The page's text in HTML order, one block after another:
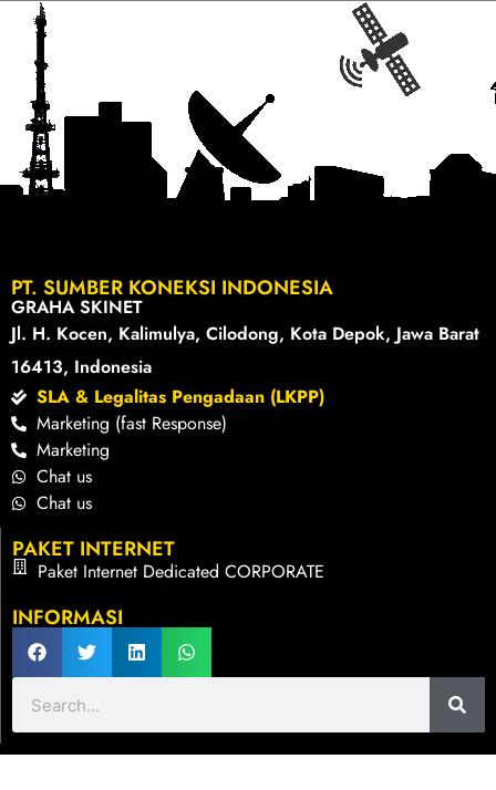
PT. SUMBER KONEKSI INDONESIA
GRAHA SKINET
Jl. H. Kocen, Kalimulya, Cilodong, Kota Depok, Jawa Barat
16413, Indonesia
SLA & Legalitas Pengadaan (LKPP)
Marketing (fast Response)
Marketing
Chat us
Chat us
PAKET INTERNET
Paket Internet Dedicated CORPORATE
INFORMASI